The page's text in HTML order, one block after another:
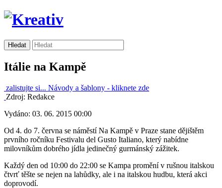
Itálie na Kampě
zalistujte si... Návody a šablony - kliknete zde
Zdroj: Redakce
Vydáno: 03. 06. 2015 00:00
Od 4. do 7. června se náměstí Na Kampě v Praze stane dějištěm
prvního ročníku Festivalu del Gusto Italiano, který nabídne
milovníkům dobrého jídla jedinečný gurmánský zážitek.
Každý den od 10:00 do 22:00 se Kampa promění v rušnou italskou
čtvrť těšte se nejen na lahůdky, ale i na italskou hudbu, která akci
doprovodí.